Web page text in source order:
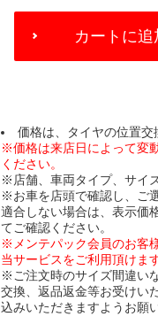
ADD
CART
カートに追
価格は、タイヤの位置交
※価格は来店日によって変
ください。
※店舗、車両タイプ、サイ
※お車を店頭で確認し、ご
適合しない場合は、表示価
てご確認ください。
※メンテパック会員のお客
当サービスをご利用頂けます
※ご注文時のサイズ間違い
交換、返品返金等お受けい
込みいただきますようお願